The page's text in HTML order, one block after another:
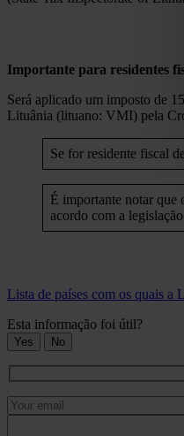
Importante para residentes
Será aplicado um imposto de
Lituânia (lituano: VMI) pela
Se for residente fiscal
É importante notar que
acordo com a
Lista de países com os quais a
Esta informação foi útil?
Yes No